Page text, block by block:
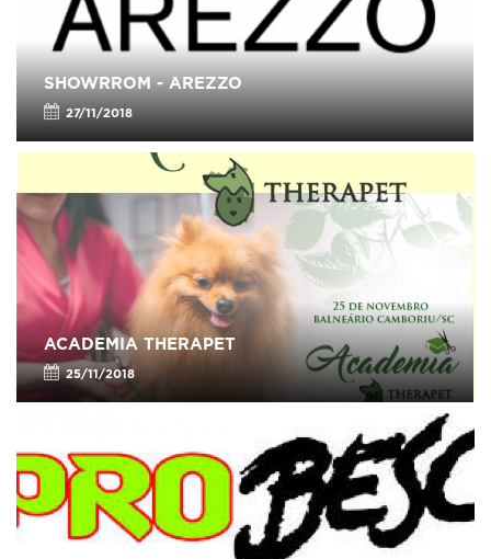
SHOWRROM - AREZZO
27/11/2018
ACADEMIA THERAPET
25/11/2018